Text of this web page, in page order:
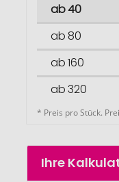
ab 40
ab 80
ab 160
ab 320
* Preis pro Stück.
Ihre